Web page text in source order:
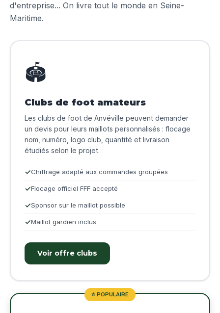
d'entreprise... On livre tout le monde en Seine-
Maritime.
🏟️
Clubs de foot amateurs
Les clubs de foot de Anvéville peuvent demander
un devis pour leurs maillots personnalisés : flocage
nom, numéro, logo club, quantité et livraison
étudiés selon le projet.
Chiffrage adapté aux commandes groupées
Flocage officiel FFF accepté
Sponsor sur le maillot possible
Maillot gardien inclus
Voir offre clubs
⭐ POPULAIRE